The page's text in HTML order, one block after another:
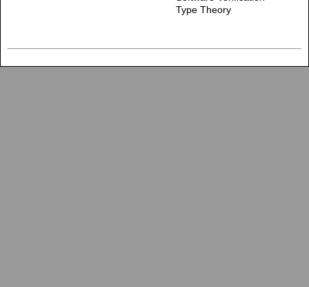
Type Theory